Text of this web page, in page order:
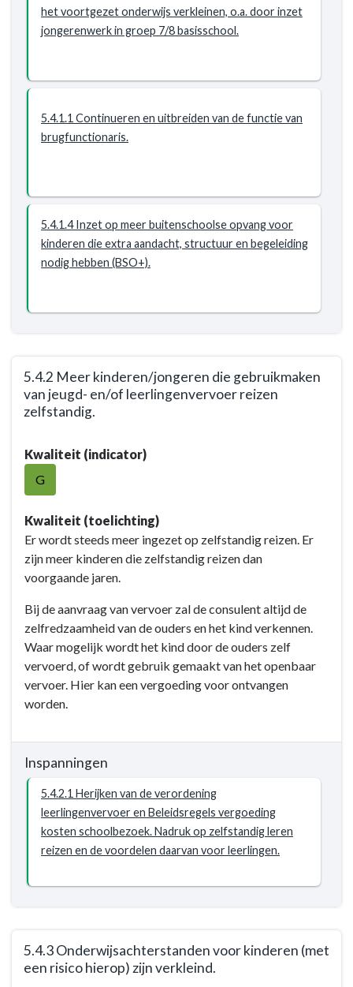
het voortgezet onderwijs verkleinen, o.a. door inzet
jongerenwerk in groep 7/8 basisschool.
5.4.1.1 Continueren en uitbreiden van de functie van
brugfunctionaris.
5.4.1.4 Inzet op meer buitenschoolse opvang voor
kinderen die extra aandacht, structuur en begeleiding
nodig hebben (BSO+).
5.4.2 Meer kinderen/jongeren die gebruikmaken
van jeugd- en/of leerlingenvervoer reizen
zelfstandig.
naar
navigatie
Opgave:
Kansrijk
Woerden
5.4.2
Meer
kinderen/jongeren
die
gebruikmaken
jeugd-
en/of
leerlingenvervoer
reizen
zelfstandig.
Kwaliteit (indicator)
G
Kwaliteit (toelichting)
Er wordt steeds meer ingezet op zelfstandig reizen. Er
zijn meer kinderen die zelfstandig reizen dan
voorgaande jaren.
Bij de aanvraag van vervoer zal de consulent altijd de
zelfredzaamheid van de ouders en het kind verkennen.
Waar mogelijk wordt het kind door de ouders zelf
vervoerd, of wordt gebruik gemaakt van het openbaar
vervoer. Hier kan een vergoeding voor ontvangen
worden.
Inspanningen
5.4.2.1 Herijken van de verordening
leerlingenvervoer en Beleidsregels vergoeding
kosten schoolbezoek. Nadruk op zelfstandig leren
reizen en de voordelen daarvan voor leerlingen.
5.4.3 Onderwijsachterstanden voor kinderen (met
een risico hierop) zijn verkleind.